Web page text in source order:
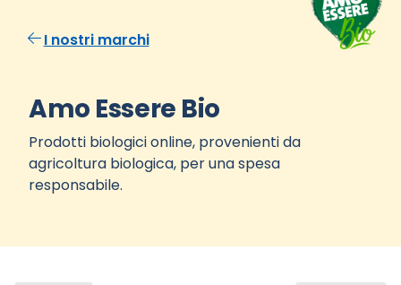
I nostri marchi
Amo Essere Bio
Prodotti biologici online, provenienti da
agricoltura biologica, per una spesa
responsabile.